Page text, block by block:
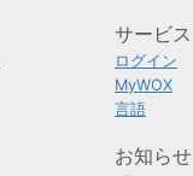
サービス
ログイン
MyWOX
言語
お知らせ